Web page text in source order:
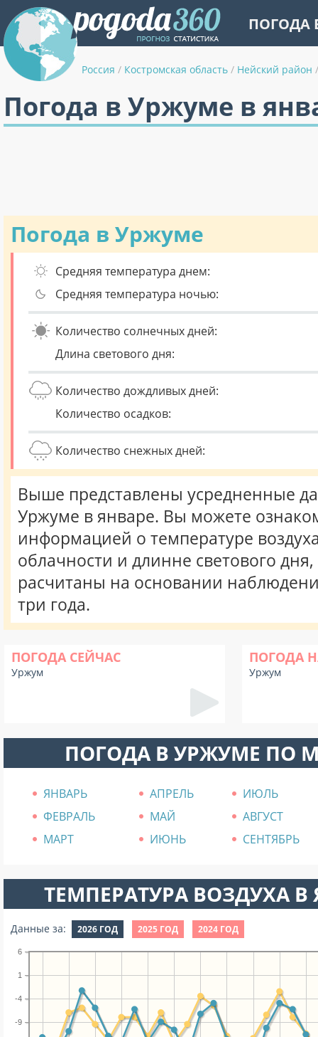
ПОГОДА
Россия / Костромская область / Нейский район /
Погода в Уржуме в
Погода в Уржуме
Средняя температура днем:
Средняя температура ночью:
Количество солнечных дней:
Длина светового дня:
Количество дождливых дней:
Количество осадков:
Количество снежных дней:
Выше представлены усредненные
Уржуме в январе. Вы можете
информацией о температуре
облачности и длинне светового
расчитаны на основании
три года.
ПОГОДА СЕЙЧАС
Уржум
ПОГОДА
Уржум
ПОГОДА В УРЖУМЕ ПО
ЯНВАРЬ АПРЕЛЬ
ИЮЛЬ
ФЕВРАЛЬ
МАЙ
АВГУСТ
МАРТ
ИЮНЬ СЕНТЯБРЬ
ТЕМПЕРАТУРА ВОЗДУХА В
Данные за: 2026 ГОД 2025 ГОД 2024 ГОД
-9
-4
1
6